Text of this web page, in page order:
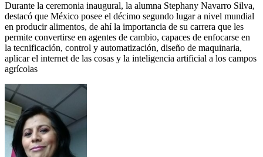
Durante la ceremonia inaugural, la alumna Stephany Navarro Silva,
destacó que México posee el décimo segundo lugar a nivel mundial
en producir alimentos, de ahí la importancia de su carrera que les
permite convertirse en agentes de cambio, capaces de enfocarse en
la tecnificación, control y automatización, diseño de maquinaria,
aplicar el internet de las cosas y la inteligencia artificial a los campos
agrícolas